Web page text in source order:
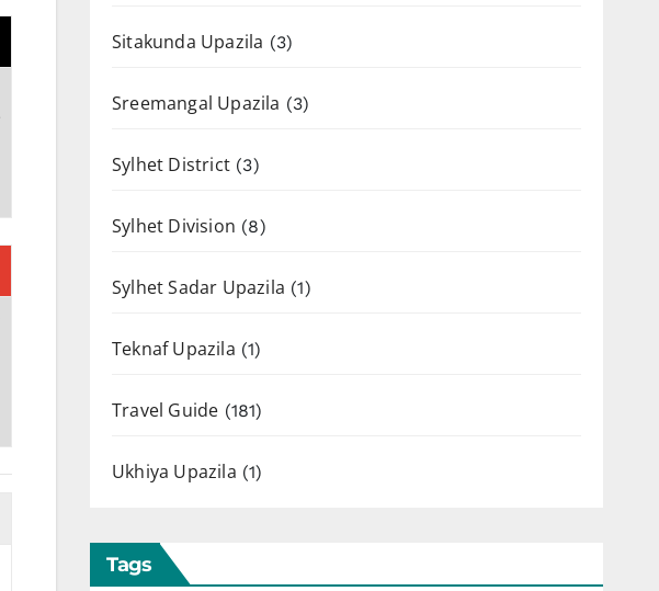
Sitakunda Upazila (3)
Sreemangal Upazila (3)
Sylhet District (3)
Sylhet Division (8)
Sylhet Sadar Upazila (1)
Teknaf Upazila (1)
Travel Guide (181)
Ukhiya Upazila (1)
Tags